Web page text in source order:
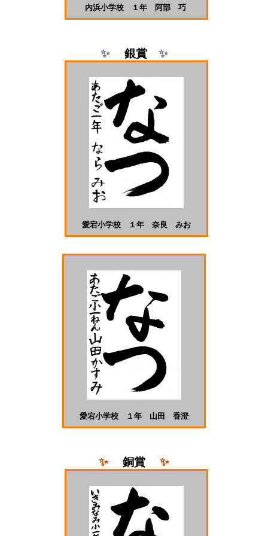
内浜小学校 １年 阿部 巧
✨ 銀賞 ✨
愛宕小学校 １年 奈良 みお
愛宕小学校 １年 山田 香澄
✨ 銅賞 ✨